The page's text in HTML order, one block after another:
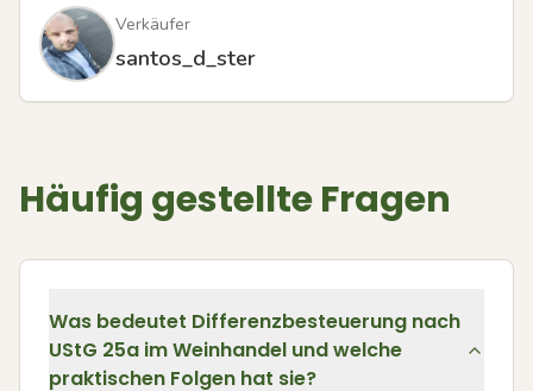
Verkäufer
santos_d_ster
Häufig gestellte Fragen
Was bedeutet Differenzbesteuerung nach
UStG 25a im Weinhandel und welche
praktischen Folgen hat sie?